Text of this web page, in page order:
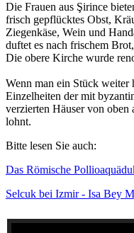
Die Frauen aus Şirince
frisch gepflücktes Obst,
Ziegenkäse, Wein und
duftet es nach frischem
Die obere Kirche wurde
Wenn man ein Stück weiter
Einzelheiten der mit
verzierten Häuser von oben
lohnt.
Bitte lesen Sie auch:
Das Römische
Selcuk bei Izmir - Isa Bey